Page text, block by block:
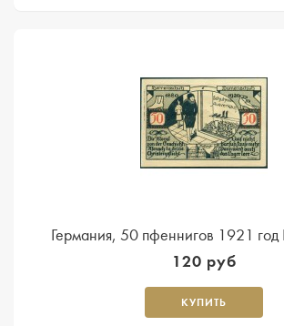
Германия, 50 пфеннигов 1921
120 руб
КУПИТЬ